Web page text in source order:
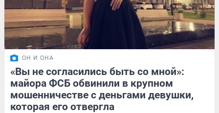
ОН И ОНА
«Вы не согласились быть со мной»:
майора ФСБ обвинили в крупном
мошенничестве с деньгами девушки,
которая его отвергла